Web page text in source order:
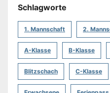
Schlagworte
1. Mannschaft 2.
A-Klasse B-Klasse
Blitzschach C-Klasse